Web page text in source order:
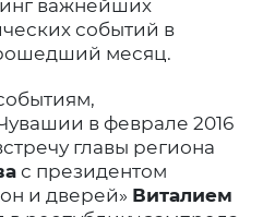
важнейших
событий в
месяц.
в феврале 2016
главы региона
с президентом
и дверей» Виталием